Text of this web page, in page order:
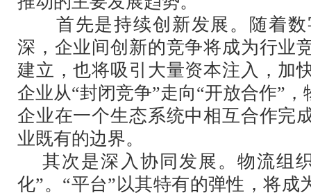
首先是持续创新发展。随着数
深，企业间创新的竞争将成为行业
建立，也将吸引大量资本注入，加
企业从“封闭竞争”走向“开放合作”
企业在一个生态系统中相互合作完
业既有的边界。
其次是深入协同发展。物流组
化”。“平台”以其特有的弹性，将